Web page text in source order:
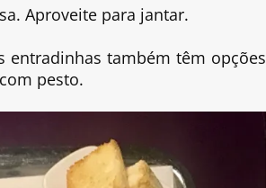
Aproveite para jantar.
também têm opções
pesto.